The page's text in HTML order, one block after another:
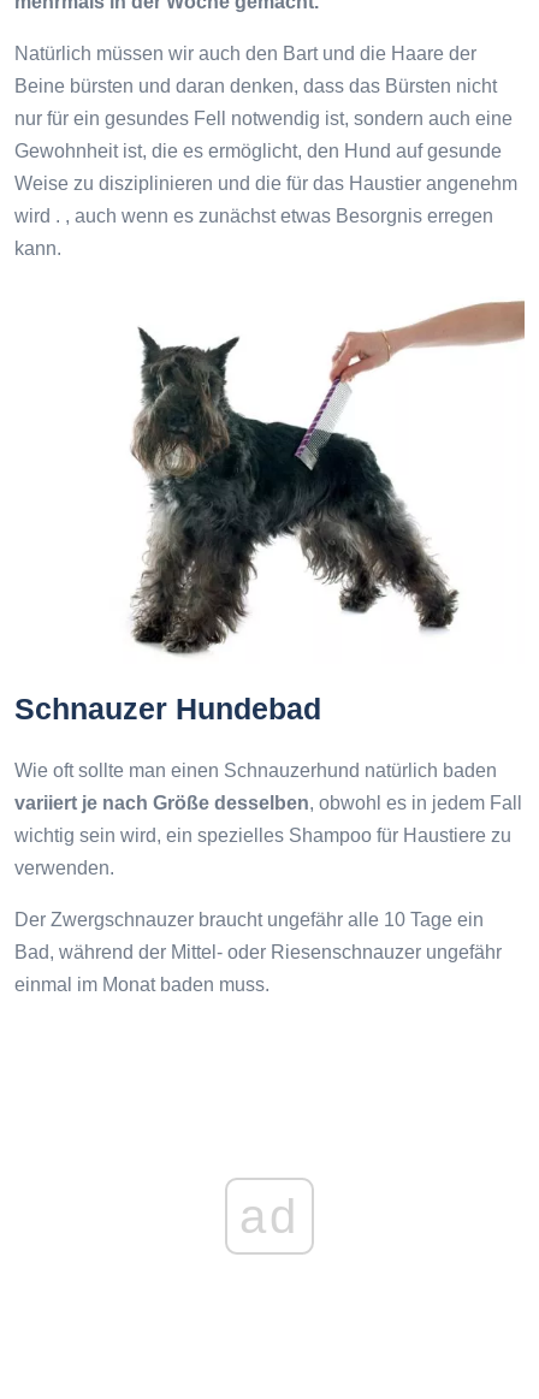
Natürlich müssen wir auch den Bart und die Haare der
Beine bürsten und daran denken, dass das Bürsten nicht
nur für ein gesundes Fell notwendig ist, sondern auch eine
Gewohnheit ist, die es ermöglicht, den Hund auf gesunde
Weise zu disziplinieren und die für das Haustier angenehm
wird . , auch wenn es zunächst etwas Besorgnis erregen
kann.
Schnauzer Hundebad
Wie oft sollte man einen Schnauzerhund natürlich baden
variiert je nach Größe desselben, obwohl es in jedem Fall
wichtig sein wird, ein spezielles Shampoo für Haustiere zu
verwenden.
Der Zwergschnauzer braucht ungefähr alle 10 Tage ein
Bad, während der Mittel- oder Riesenschnauzer ungefähr
einmal im Monat baden muss.
ad